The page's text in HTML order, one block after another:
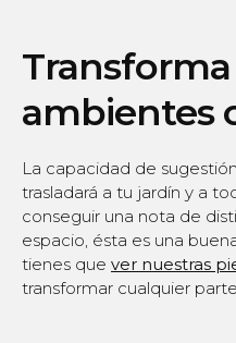
ambientes
La capacidad de
trasladará a tu jardín y a
conseguir una nota de
espacio, ésta es una
tienes que ver nuestras
transformar cualquier